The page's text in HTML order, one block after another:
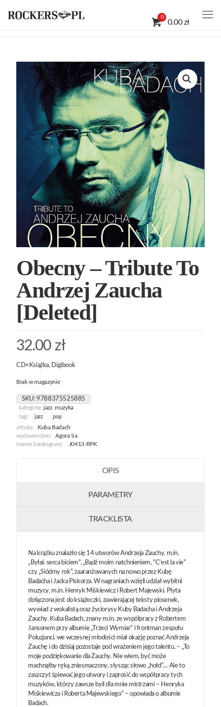
0
0.00 zł
Obecny – Tribute To
Andrzej Zaucha
[Deleted]
32.00 zł
CD+Książka, Digibook
Brak w magazynie
SKU:9788375525885
kategorie: jazz,muzyka
tagi:
jazz pop
artysta:
Kuba Badach
wydawnictwo:
Agora Sa
numer katalogowy:
J0413-RPK
OPIS
PARAMETRY
TRACKLISTA
Na krążku znalazło się 14 utworów Andrzeja Zauchy, m.in.
„Byłaś serca biciem”, „Bądź moim natchnieniem, ”C’est la vie”
czy „Siódmy rok”, zaaranżowanych na nowo przez Kubę
Badacha i Jacka Piskorza. W nagraniach wzięli udział wybitni
muzycy, m.in. Henryk Miśkiewicz i Robert Majewski. Płyta
dołączona jest do książeczki, zawierającej teksty piosenek,
wywiad z wokalistą oraz życiorysy Kuby Badacha i Andrzeja
Zauchy. Kuba Badach, znany m.in. ze współpracy z Robertem
Jansonem przy albumie „Trzeci Wymiar” i frontman zespołu
Poluzjanci, we wczesnej młodości miał okazję poznać Andrzeja
Zauchę i do dzisiaj pozostaje pod wrażeniem jego talentu. – „To
moje podziękowanie dla Zauchy. Nie wiem, być może
machnąłby ręką zniesmaczony, słysząc słowo „hołd”… Ale to
zaszczyt śpiewać jego utwory i zaprosić do współpracy tych
muzyków, którzy zawsze byli dla mnie mistrzami – Henryka
Miśkiewicza i Roberta Majewskiego” – opowiada o albumie
Badach.